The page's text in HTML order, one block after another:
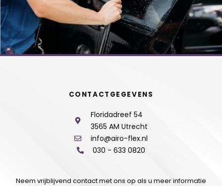
CONTACTGEGEVENS
Floridadreef 54
3565 AM Utrecht
info@airo-flex.nl
030 - 633 0820
Neem vrijblijvend contact met ons op als u meer informatie